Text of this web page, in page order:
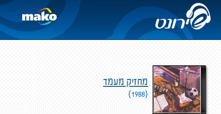
מחזיק מעמד
(1988)